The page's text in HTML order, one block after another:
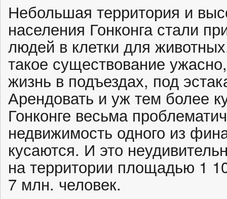
Небольшая территория и
населения Гонконга стали
людей в клетки для
такое существование
жизнь в подъездах, под
Арендовать и уж тем более
Гонконге весьма
недвижимость одного из
кусаются. И это
на территории площадью 1
7 млн. человек.